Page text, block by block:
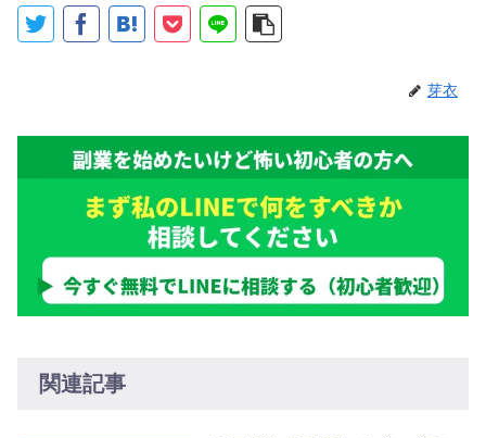
芽衣
関連記事